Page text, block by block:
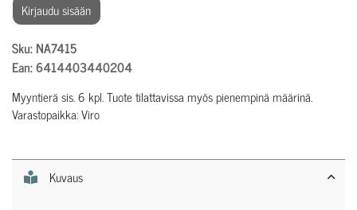
Kirjaudu sisään
Sku: NA7415
Ean: 6414403440204
Myyntierä sis. 6 kpl. Tuote tilattavissa myös pienempinä määrinä.
Varastopaikka: Viro
Kuvaus